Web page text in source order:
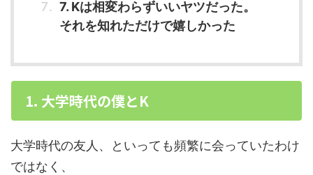
7. Kは相変わらずいいヤツだった。
それを知れただけで嬉しかった
1. 大学時代の僕とK
大学時代の友人、といっても頻繁に会っていたわけ
ではなく、